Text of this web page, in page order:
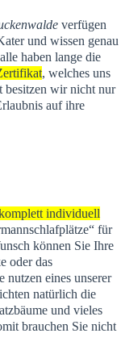
verfügen
und wissen genau
haben lange die
, welches uns
besitzen wir nicht nur
auf ihre
individuell
für
können Sie Ihre
oder das
eines unserer
natürlich die
und vieles
brauchen Sie nicht